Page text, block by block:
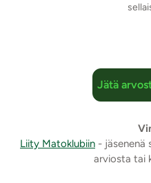
Lähetyksen paino: ~ 0.5
Jätä
Liity Matoklubiin - jäsenenä
arviosta tai